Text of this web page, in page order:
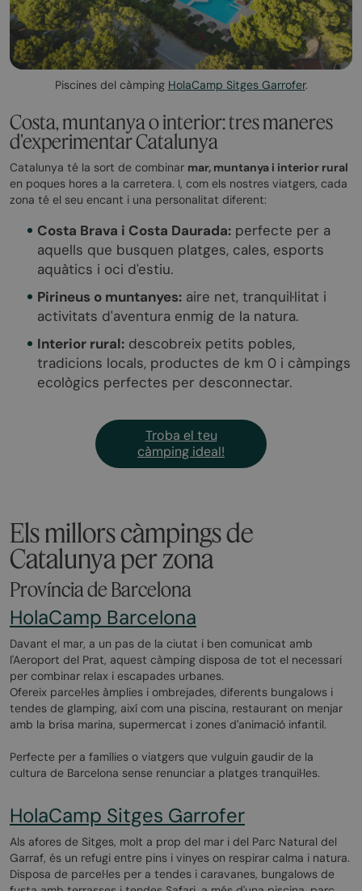
Piscines del càmping HolaCamp Sitges Garrofer.
Costa, muntanya o interior: tres maneres
d'experimentar Catalunya
Catalunya té la sort de combinar mar, muntanya i interior rural
en poques hores a la carretera. I, com els nostres viatgers, cada
zona té el seu encant i una personalitat diferent:
Costa Brava i Costa Daurada: perfecte per a
aquells que busquen platges, cales, esports
aquàtics i oci d'estiu.
Pirineus o muntanyes: aire net, tranquil·litat i
activitats d'aventura enmig de la natura.
Interior rural: descobreix petits pobles,
tradicions locals, productes de km 0 i càmpings
ecològics perfectes per desconnectar.
Troba el teu
càmping ideal!
Els millors càmpings de
Catalunya per zona
Província de Barcelona
HolaCamp Barcelona
Davant el mar, a un pas de la ciutat i ben comunicat amb
l'Aeroport del Prat, aquest càmping disposa de tot el necessari
per combinar relax i escapades urbanes.
Ofereix parcel·les àmplies i ombrejades, diferents bungalows i
tendes de glamping, així com una piscina, restaurant on menjar
amb la brisa marina, supermercat i zones d'animació infantil.
Perfecte per a famílies o viatgers que vulguin gaudir de la
cultura de Barcelona sense renunciar a platges tranquil·les.
HolaCamp Sitges Garrofer
Als afores de Sitges, molt a prop del mar i del Parc Natural del
Garraf, és un refugi entre pins i vinyes on respirar calma i natura.
Disposa de parcel·les per a tendes i caravanes, bungalows de